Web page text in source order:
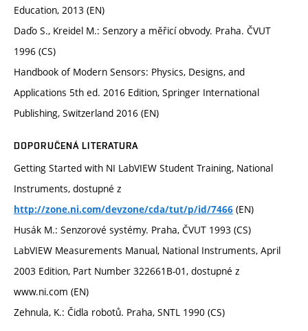
Education, 2013 (EN)
Daďo S., Kreidel M.: Senzory a měřicí obvody. Praha. ČVUT
1996 (CS)
Handbook of Modern Sensors: Physics, Designs, and
Applications 5th ed. 2016 Edition, Springer International
Publishing, Switzerland 2016 (EN)
DOPORUČENÁ LITERATURA
Getting Started with NI LabVIEW Student Training, National
Instruments, dostupné z
http://zone.ni.com/devzone/cda/tut/p/id/7466 (EN)
Husák M.: Senzorové systémy. Praha, ČVUT 1993 (CS)
LabVIEW Measurements Manual, National Instruments, April
2003 Edition, Part Number 322661B-01, dostupné z
www.ni.com (EN)
Zehnula, K.: Čidla robotů. Praha, SNTL 1990 (CS)